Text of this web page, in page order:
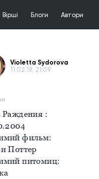
Вірші Блоги Автори
Violetta Sydorova
11.02.18, 21:09
Раждения :
фильм:
Поттер
питомиц: